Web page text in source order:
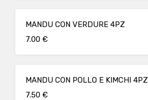
MANDU CON VERDURE 4PZ
7.00 €
MANDU CON POLLO E KIMCHI 4PZ
7.50 €